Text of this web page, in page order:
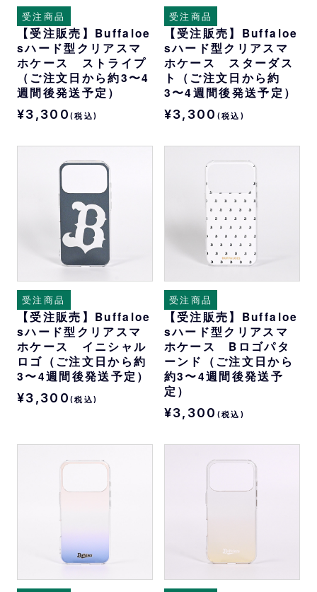
受注商品
【受注販売】Buffaloe
sハード型クリアスマ
ホケース ストライプ
（ご注文日から約3〜4
週間後発送予定）
¥3,300 (税込)
受注商品
【受注販売】Buffaloe
sハード型クリアスマ
ホケース スターダス
ト（ご注文日から約
3〜4週間後発送予定）
¥3,300 (税込)
受注商品
【受注販売】Buffaloe
sハード型クリアスマ
ホケース イニシャル
ロゴ（ご注文日から約
3〜4週間後発送予定）
¥3,300 (税込)
受注商品
【受注販売】Buffaloe
sハード型クリアスマ
ホケース Bロゴパタ
ーンド（ご注文日から
約3〜4週間後発送予
定）
¥3,300 (税込)